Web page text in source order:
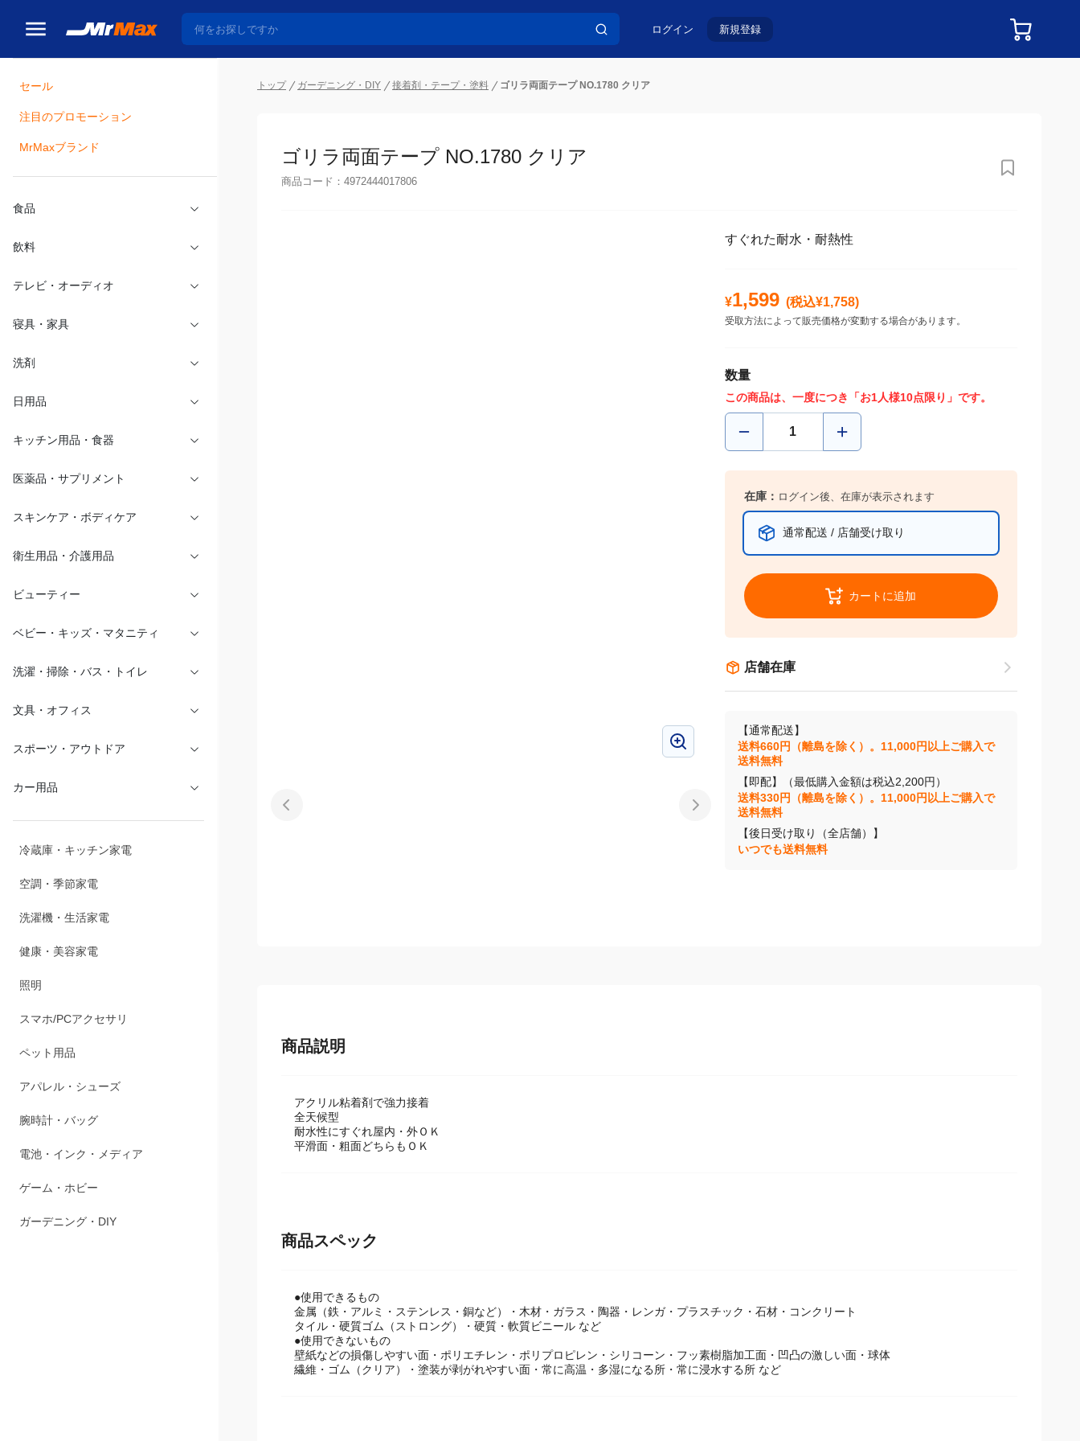
ログイン 新規登録
セール
注目のプロモーション
MrMaxブランド
食品
飲料
テレビ・オーディオ
寝具・家具
洗剤
日用品
キッチン用品・食器
医薬品・サプリメント
スキンケア・ボディケア
衛生用品・介護用品
ビューティー
ベビー・キッズ・マタニティ
洗濯・掃除・バス・トイレ
文具・オフィス
スポーツ・アウトドア
カー用品
冷蔵庫・キッチン家電
空調・季節家電
洗濯機・生活家電
健康・美容家電
照明
スマホ/PCアクセサリ
ペット用品
アパレル・シューズ
腕時計・バッグ
電池・インク・メディア
ゲーム・ホビー
ガーデニング・DIY
トップ ガーデニング・DIY 接着剤・テープ・塗料 ゴリラ両面テープ NO.1780 クリア
ゴリラ両面テープ NO.1780 クリア
商品コード： 4972444017806
すぐれた耐水・耐熱性
¥1,599 (税込¥1,758)
受取方法によって販売価格が変動する場合があります。
数量
この商品は、一度につき「お1人様10点限り」です。
在庫： ログイン後、在庫が表示されます
通常配送 / 店舗受け取り
カートに追加
店舗在庫
【通常配送】
送料660円（離島を除く）。11,000円以上ご購入で
送料無料
【即配】（最低購入金額は税込2,200円）
送料330円（離島を除く）。11,000円以上ご購入で
送料無料
【後日受け取り（全店舗）】
いつでも送料無料
商品説明
アクリル粘着剤で強力接着
全天候型
耐水性にすぐれ屋内・外ＯＫ
平滑面・粗面どちらもＯＫ
商品スペック
●使用できるもの
金属（鉄・アルミ・ステンレス・銅など）・木材・ガラス・陶器・レンガ・プラスチック・石材・コンクリート
タイル・硬質ゴム（ストロング）・硬質・軟質ビニール など
●使用できないもの
壁紙などの損傷しやすい面・ポリエチレン・ポリプロピレン・シリコーン・フッ素樹脂加工面・凹凸の激しい面・球体
繊維・ゴム（クリア）・塗装が剥がれやすい面・常に高温・多湿になる所・常に浸水する所 など